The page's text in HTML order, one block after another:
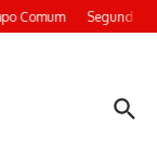
Comum Segunda-